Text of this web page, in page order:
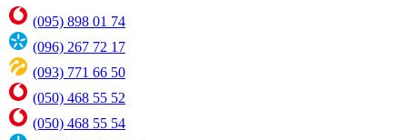
(095) 898 01 74
(096) 267 72 17
(093) 771 66 50
(050) 468 55 52
(050) 468 55 54